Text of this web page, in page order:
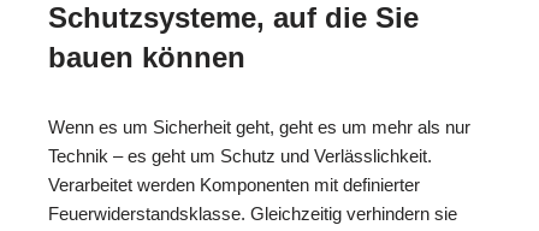
Schutzsysteme, auf die Sie
bauen können
Wenn es um Sicherheit geht, geht es um mehr als nur
Technik – es geht um Schutz und Verlässlichkeit.
Verarbeitet werden Komponenten mit definierter
Feuerwiderstandsklasse. Gleichzeitig verhindern sie